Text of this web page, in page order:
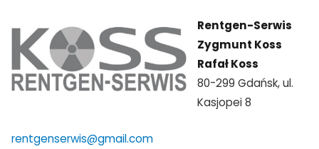
Rentgen-Serwis
Zygmunt Koss
Rafał Koss
80-299 Gdańsk, ul.
Kasjopei 8
rentgenserwis@gmail.com